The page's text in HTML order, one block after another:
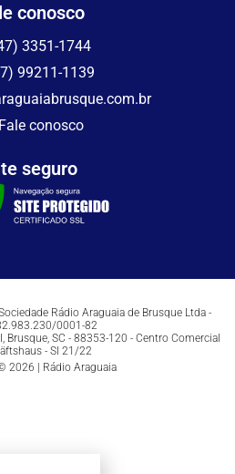
conosco
3351-1744
99211-1139
Fale conosco
seguro
Rádio Araguaia de Brusque Ltda -
0001-82
Brusque, SC - 88353-120 - Centro Comercial
- Sl 21/22
2026 | Rádio Araguaia